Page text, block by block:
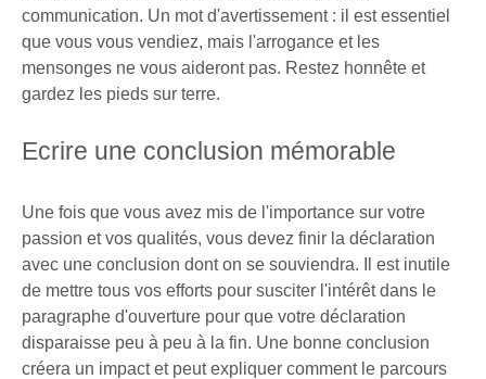
communication. Un mot d'avertissement : il est essentiel
que vous vous vendiez, mais l'arrogance et les
mensonges ne vous aideront pas. Restez honnête et
gardez les pieds sur terre.
Ecrire une conclusion mémorable
Une fois que vous avez mis de l'importance sur votre
passion et vos qualités, vous devez finir la déclaration
avec une conclusion dont on se souviendra. Il est inutile
de mettre tous vos efforts pour susciter l'intérêt dans le
paragraphe d'ouverture pour que votre déclaration
disparaisse peu à peu à la fin. Une bonne conclusion
créera un impact et peut expliquer comment le parcours